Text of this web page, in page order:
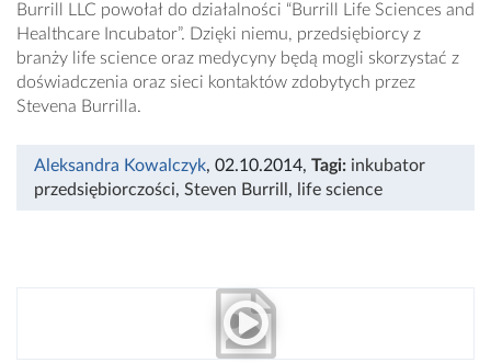
Burrill LLC powołał do działalności “Burrill Life Sciences and
Healthcare Incubator”. Dzięki niemu, przedsiębiorcy z
branży life science oraz medycyny będą mogli skorzystać z
doświadczenia oraz sieci kontaktów zdobytych przez
Stevena Burrilla.
Aleksandra Kowalczyk, 02.10.2014, Tagi: inkubator
przedsiębiorczości, Steven Burrill , life science